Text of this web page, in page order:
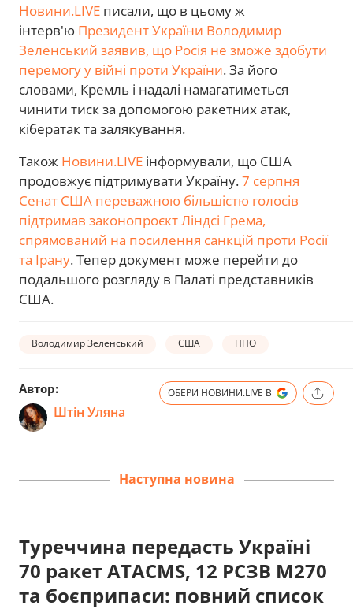
Новини.LIVE писали, що в цьому ж
інтерв'ю Президент України Володимир
Зеленський заявив, що Росія не зможе здобути
перемогу у війні проти України. За його
словами, Кремль і надалі намагатиметься
чинити тиск за допомогою ракетних атак,
кібератак та залякування.
Також Новини.LIVE інформували, що США
продовжує підтримувати Україну.7 серпня
Сенат США переважною більшістю голосів
підтримав законопроєкт Ліндсі Грема,
спрямований на посилення санкцій проти Росії
та Ірану. Тепер документ може перейти до
подальшого розгляду в Палаті представників
США.
Володимир Зеленський США ППО
Автор:
Штін Уляна
ОБЕРИ НОВИНИ.LIVE В
Наступна новина
Туреччина передасть Україні
70 ракет ATACMS, 12 РСЗВ M270
та боєприпаси: повний список